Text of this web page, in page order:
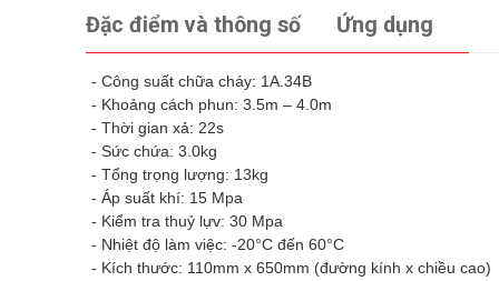
Đặc điểm và thông số Ứng dụng
- Công suất chữa cháy: 1A.34B
- Khoảng cách phun: 3.5m – 4.0m
- Thời gian xả: 22s
- Sức chứa: 3.0kg
- Tổng trọng lượng: 13kg
- Áp suất khí: 15 Mpa
- Kiểm tra thuỷ lựv: 30 Mpa
- Nhiệt độ làm việc: -20°C đến 60°C
- Kích thước: 110mm x 650mm (đường kính x chiều cao)